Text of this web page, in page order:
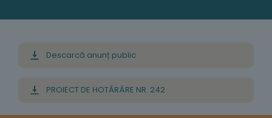
Descarcă anunț public
PROIECT DE HOTĂRÂRE NR. 242